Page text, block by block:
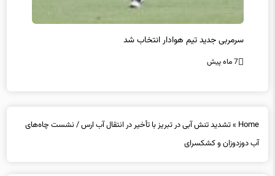
سرمربی جدید تیم هوادار انتخاب شد
7 ماه پیش
Home
»تشدید تنش آبی در تبریز با تأخیر در انتقال آب ارس / نشست چاه‌های
آب دوزدوزان و کشکسرای